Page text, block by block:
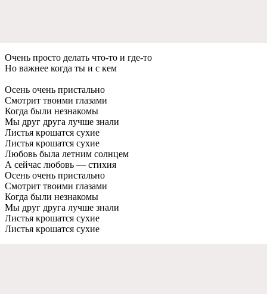
Очень просто делать что-то и где-то
Но важнее когда ты и с кем
Осень очень пристально
Смотрит твоими глазами
Когда были незнакомы
Мы друг друга лучше знали
Листья крошатся сухие
Листья крошатся сухие
Любовь была летним солнцем
А сейчас любовь — стихия
Осень очень пристально
Смотрит твоими глазами
Когда были незнакомы
Мы друг друга лучше знали
Листья крошатся сухие
Листья крошатся сухие